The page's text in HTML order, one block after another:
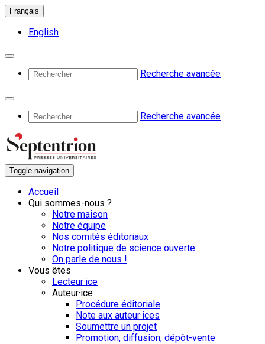
Français
English
Recherche avancée
Recherche avancée
Toggle navigation
Accueil
Qui sommes-nous ?
Notre maison
Notre équipe
Nos comités éditoriaux
Notre politique de science ouverte
On parle de nous !
Vous êtes
Lecteur·ice
Auteur·ice
Procédure éditoriale
Note aux auteur·ices
Soumettre un projet
Promotion, diffusion, dépôt-vente